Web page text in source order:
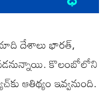
దేశాలు భారత్,
కొలంబోలోని
ఆతిథ్యం ఇవ్వనుంది.